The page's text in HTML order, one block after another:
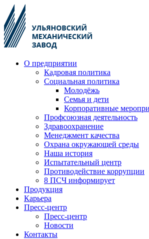
О предприятии
Кадровая политика
Социальная политика
Молодёжь
Семья и дети
Корпоративные
Профсоюзная деятельность
Здравоохранение
Менеджмент качества
Охрана окружающей среды
Наша история
Испытательный центр
Противодействие коррупции
8 ПСЧ информирует
Продукция
Карьера
Пресс-центр
Пресс-центр
Новости
Контакты